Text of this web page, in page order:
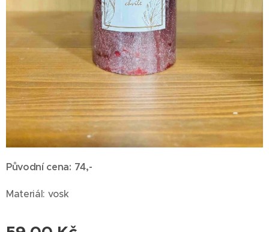
Původní cena: 74,-
Materiál: vosk